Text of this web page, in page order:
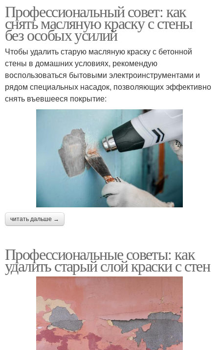
Профессиональный совет: как
снять масляную краску с стены
без особых усилий
Чтобы удалить старую масляную краску с бетонной
стены в домашних условиях, рекомендую
воспользоваться бытовыми электроинструментами и
рядом специальных насадок, позволяющих эффективно
снять въевшееся покрытие:
читать дальше →
Профессиональные советы: как
удалить старый слой краски с стен